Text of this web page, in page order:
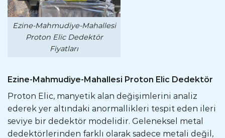
Ezine-Mahmudiye-Mahallesi
Proton Elic Dedektör
Fiyatları
Ezine-Mahmudiye-Mahallesi Proton Elic Dedektör
Proton Elic, manyetik alan değişimlerini analiz
ederek yer altındaki anormallikleri tespit eden ileri
seviye bir dedektör modelidir. Geleneksel metal
dedektörlerinden farklı olarak sadece metali değil,